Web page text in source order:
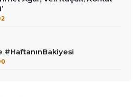
#HaftanınBakiyesi